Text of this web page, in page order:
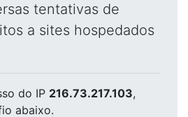
tentativas de
a sites hospedados
do IP 216.73.217.103,
abaixo.